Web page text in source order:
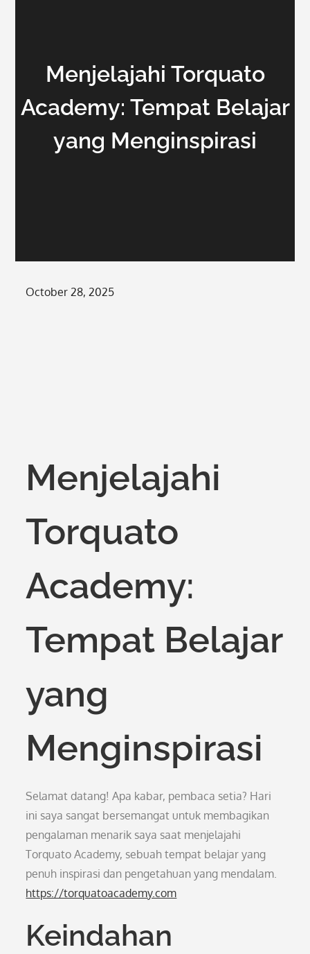
Menjelajahi Torquato
Academy: Tempat Belajar
yang Menginspirasi
Posted
October 28, 2025
Menjelajahi
Torquato
Academy:
Tempat Belajar
yang
Menginspirasi
Selamat datang! Apa kabar, pembaca setia? Hari
ini saya sangat bersemangat untuk membagikan
pengalaman menarik saya saat menjelajahi
Torquato Academy, sebuah tempat belajar yang
penuh inspirasi dan pengetahuan yang mendalam.
https://torquatoacademy.com
Keindahan